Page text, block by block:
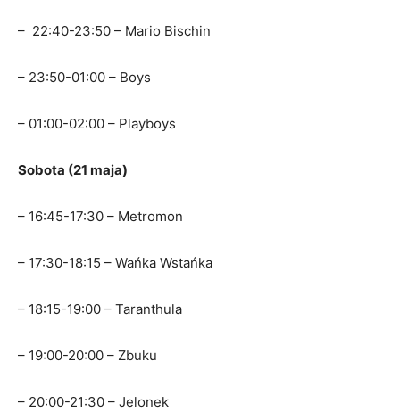
– 22:40-23:50 – Mario Bischin
– 23:50-01:00 – Boys
– 01:00-02:00 – Playboys
Sobota (21 maja)
– 16:45-17:30 – Metromon
– 17:30-18:15 – Wańka Wstańka
– 18:15-19:00 – Taranthula
– 19:00-20:00 – Zbuku
– 20:00-21:30 – Jelonek